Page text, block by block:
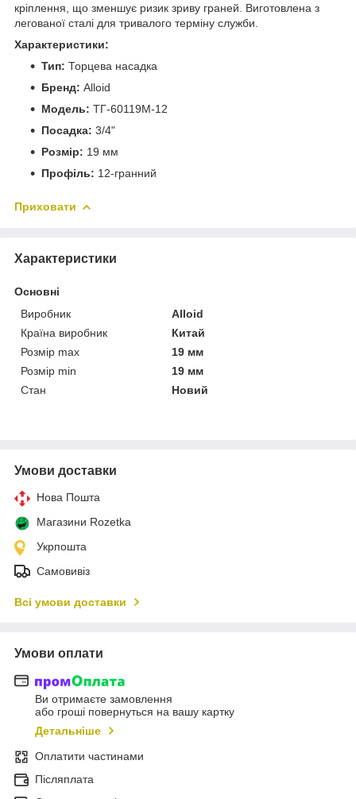
кріплення, що зменшує ризик зриву граней. Виготовлена з
легованої сталі для тривалого терміну служби.
Характеристики:
Тип: Торцева насадка
Бренд: Alloid
Модель: ТГ-60119M-12
Посадка: 3/4"
Розмір: 19 мм
Профіль: 12-гранний
Приховати
Характеристики
Основні
Виробник
Alloid
Країна виробник
Китай
Розмір max
19 мм
Розмір min
19 мм
Стан
Новий
Умови доставки
Нова Пошта
Магазини Rozetka
Укрпошта
Самовивіз
Всі умови доставки
Умови оплати
Ви отримаєте замовлення
або гроші повернуться на вашу картку
Детальніше
Оплатити частинами
Післяплата